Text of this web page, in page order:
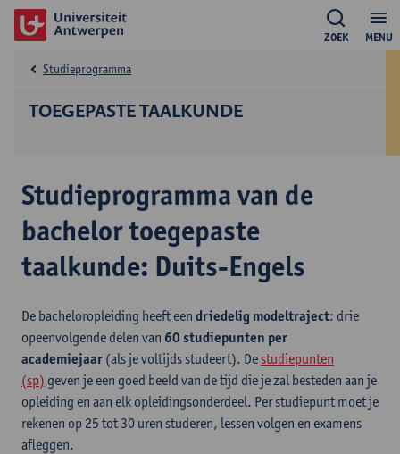
MENU
ZOEK
TOEGEPASTE TAALKUNDE
Studieprogramma
Studieprogramma van de
bachelor toegepaste
taalkunde: Duits-Engels
De bacheloropleiding heeft een driedelig modeltraject: drie
opeenvolgende delen van 60 studiepunten per
academiejaar (als je voltijds studeert). De studiepunten
(sp) geven je een goed beeld van de tijd die je zal besteden aan je
opleiding en aan elk opleidingsonderdeel. Per studiepunt moet je
rekenen op 25 tot 30 uren studeren, lessen volgen en examens
afleggen.